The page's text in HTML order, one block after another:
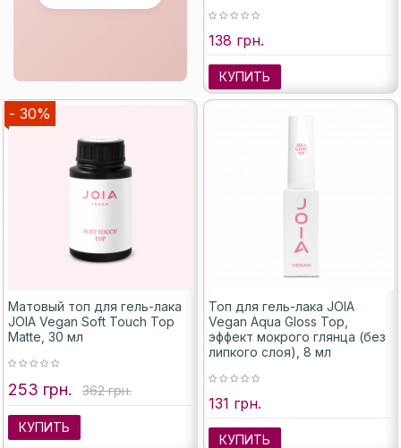
138 грн.
КУПИТЬ
- 30%
Матовый топ для гель-лака
JOIA Vegan Soft Touch Top
Matte, 30 мл
253 грн. 362 грн.
КУПИТЬ
Топ для гель-лака JOIA
Vegan Aqua Gloss Top,
эффект мокрого глянца (без
липкого слоя), 8 мл
131 грн.
КУПИТЬ